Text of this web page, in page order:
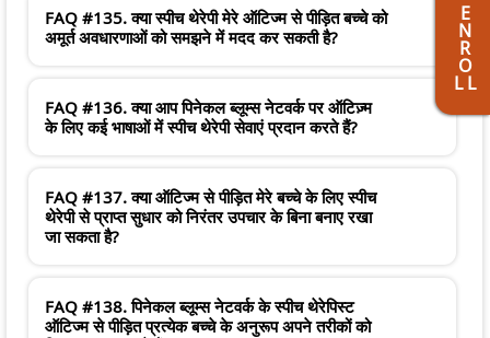
FAQ #135. क्या स्पीच थेरेपी मेरे ऑटिज्म से पीड़ित बच्चे को
अमूर्त अवधारणाओं को समझने में मदद कर सकती है?
FAQ #136. क्या आप पिनेकल ब्लूम्स नेटवर्क पर ऑटिज़्म
के लिए कई भाषाओं में स्पीच थेरेपी सेवाएं प्रदान करते हैं?
FAQ #137. क्या ऑटिज्म से पीड़ित मेरे बच्चे के लिए स्पीच
थेरेपी से प्राप्त सुधार को निरंतर उपचार के बिना बनाए रखा
जा सकता है?
FAQ #138. पिनेकल ब्लूम्स नेटवर्क के स्पीच थेरेपिस्ट
ऑटिज्म से पीड़ित प्रत्येक बच्चे के अनुरूप अपने तरीकों को
E
N
R
O
L L